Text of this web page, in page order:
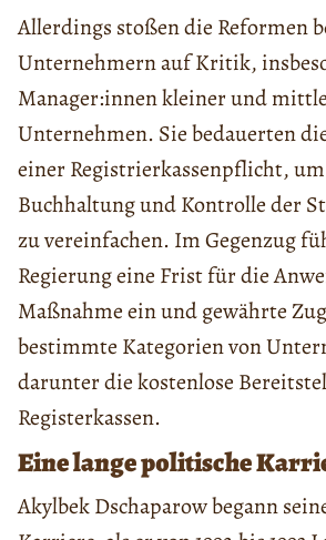
Allerdings stoßen die Reformen
Unternehmern auf Kritik,
Manager:innen kleiner und
Unternehmen. Sie bedauerten
einer Registrierkassenpflicht,
Buchhaltung und Kontrolle der
zu vereinfachen. Im Gegenzug
Regierung eine Frist für die
Maßnahme ein und gewährte
bestimmte Kategorien von
darunter die kostenlose
Registerkassen.
Eine lange politische
Akylbek Dschaparow begann